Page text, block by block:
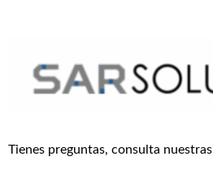
Tienes preguntas, consulta